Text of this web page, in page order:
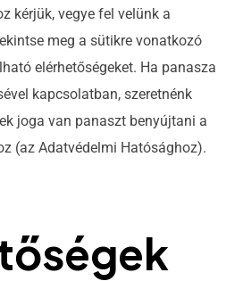
kérjük, vegye fel velünk a
meg a sütikre vonatkozó
elérhetőségeket. Ha panasza
kapcsolatban, szeretnénk
joga van panaszt benyújtani a
(az Adatvédelmi Hatósághoz).